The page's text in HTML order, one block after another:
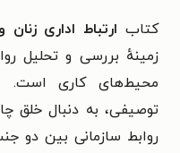
کتاب ارتباط اداری زنان
زمینهٔ بررسی و تحلیل
محیط‌های کاری است.
توصیفی، به دنبال خلق
روابط سازمانی بین دو